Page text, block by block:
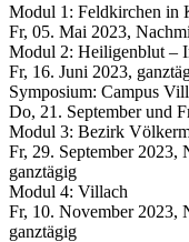
Modul 1: Feldkirchen in
Fr, 05. Mai 2023,
Modul 2: Heiligenblut –
Fr, 16. Juni 2023,
Symposium: Campus
Do, 21. September und
Modul 3: Bezirk
Fr, 29. September 2023,
ganztägig
Modul 4: Villach
Fr, 10. November 2023,
ganztägig